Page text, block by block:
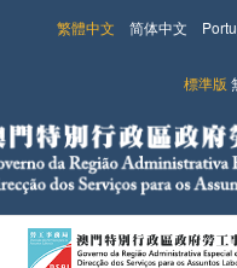
简体中文
繁體中文
標準版